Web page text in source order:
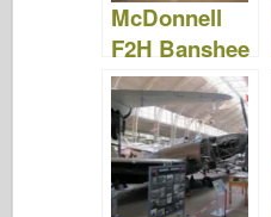
McDonnell
F2H Banshee
– Photos &
Vidéo